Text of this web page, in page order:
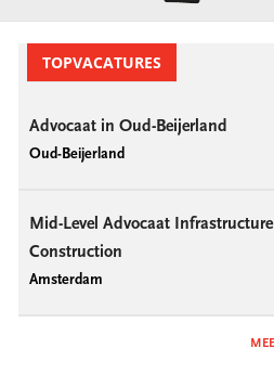
SidebarTOPVACATURES
Advocaat in Oud-Beijerland
Oud-Beijerland
Mid-Level Advocaat
Construction
Amsterdam